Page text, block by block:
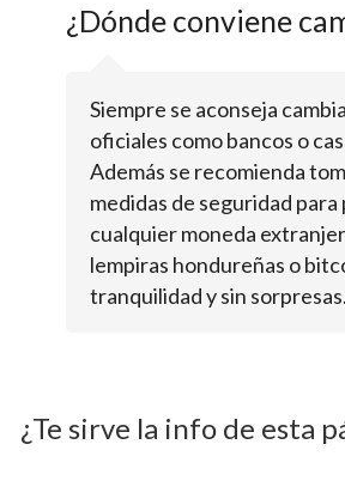
¿Dónde conviene
Siempre se aconseja
oficiales como bancos o
Además se recomienda
medidas de seguridad
cualquier moneda
lempiras hondureñas o
tranquilidad y sin sorpresas.
¿Te sirve la info de esta